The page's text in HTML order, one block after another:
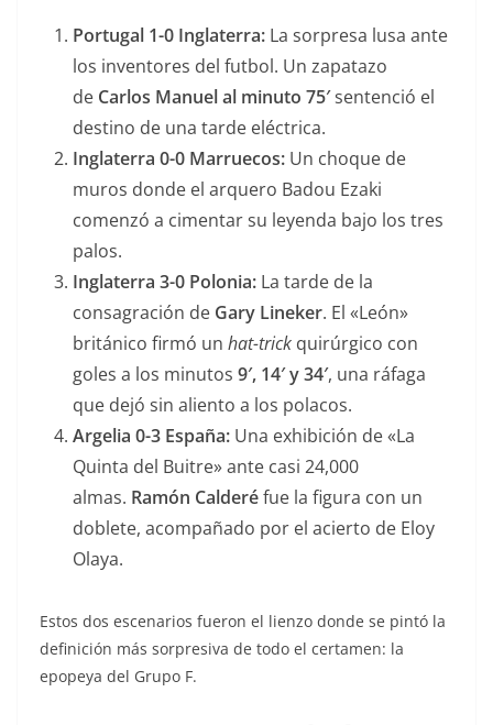
Portugal 1-0 Inglaterra: La sorpresa lusa ante
los inventores del futbol. Un zapatazo
de Carlos Manuel al minuto 75′sentenció el
destino de una tarde eléctrica.
Inglaterra 0-0 Marruecos: Un choque de
muros donde el arquero Badou Ezaki
comenzó a cimentar su leyenda bajo los tres
palos.
Inglaterra 3-0 Polonia: La tarde de la
consagración de Gary Lineker. El «León»
británico firmó un hat-trick quirúrgico con
goles a los minutos 9′, 14′ y 34′, una ráfaga
que dejó sin aliento a los polacos.
Argelia 0-3 España: Una exhibición de «La
Quinta del Buitre» ante casi 24,000
almas. Ramón Calderéfue la figura con un
doblete, acompañado por el acierto de Eloy
Olaya.
Estos dos escenarios fueron el lienzo donde se pintó la
definición más sorpresiva de todo el certamen: la
epopeya del Grupo F.